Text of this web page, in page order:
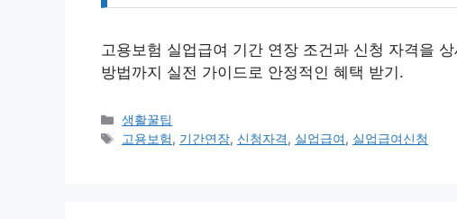
고용보험 실업급여 기간 연장 조건과 신청 자격을
방법까지 실전 가이드로 안정적인 혜택 받기.
카
테
생활꿀팁
태
고용보험, 기간연장, 신청자격, 실업급여, 실업급여신청